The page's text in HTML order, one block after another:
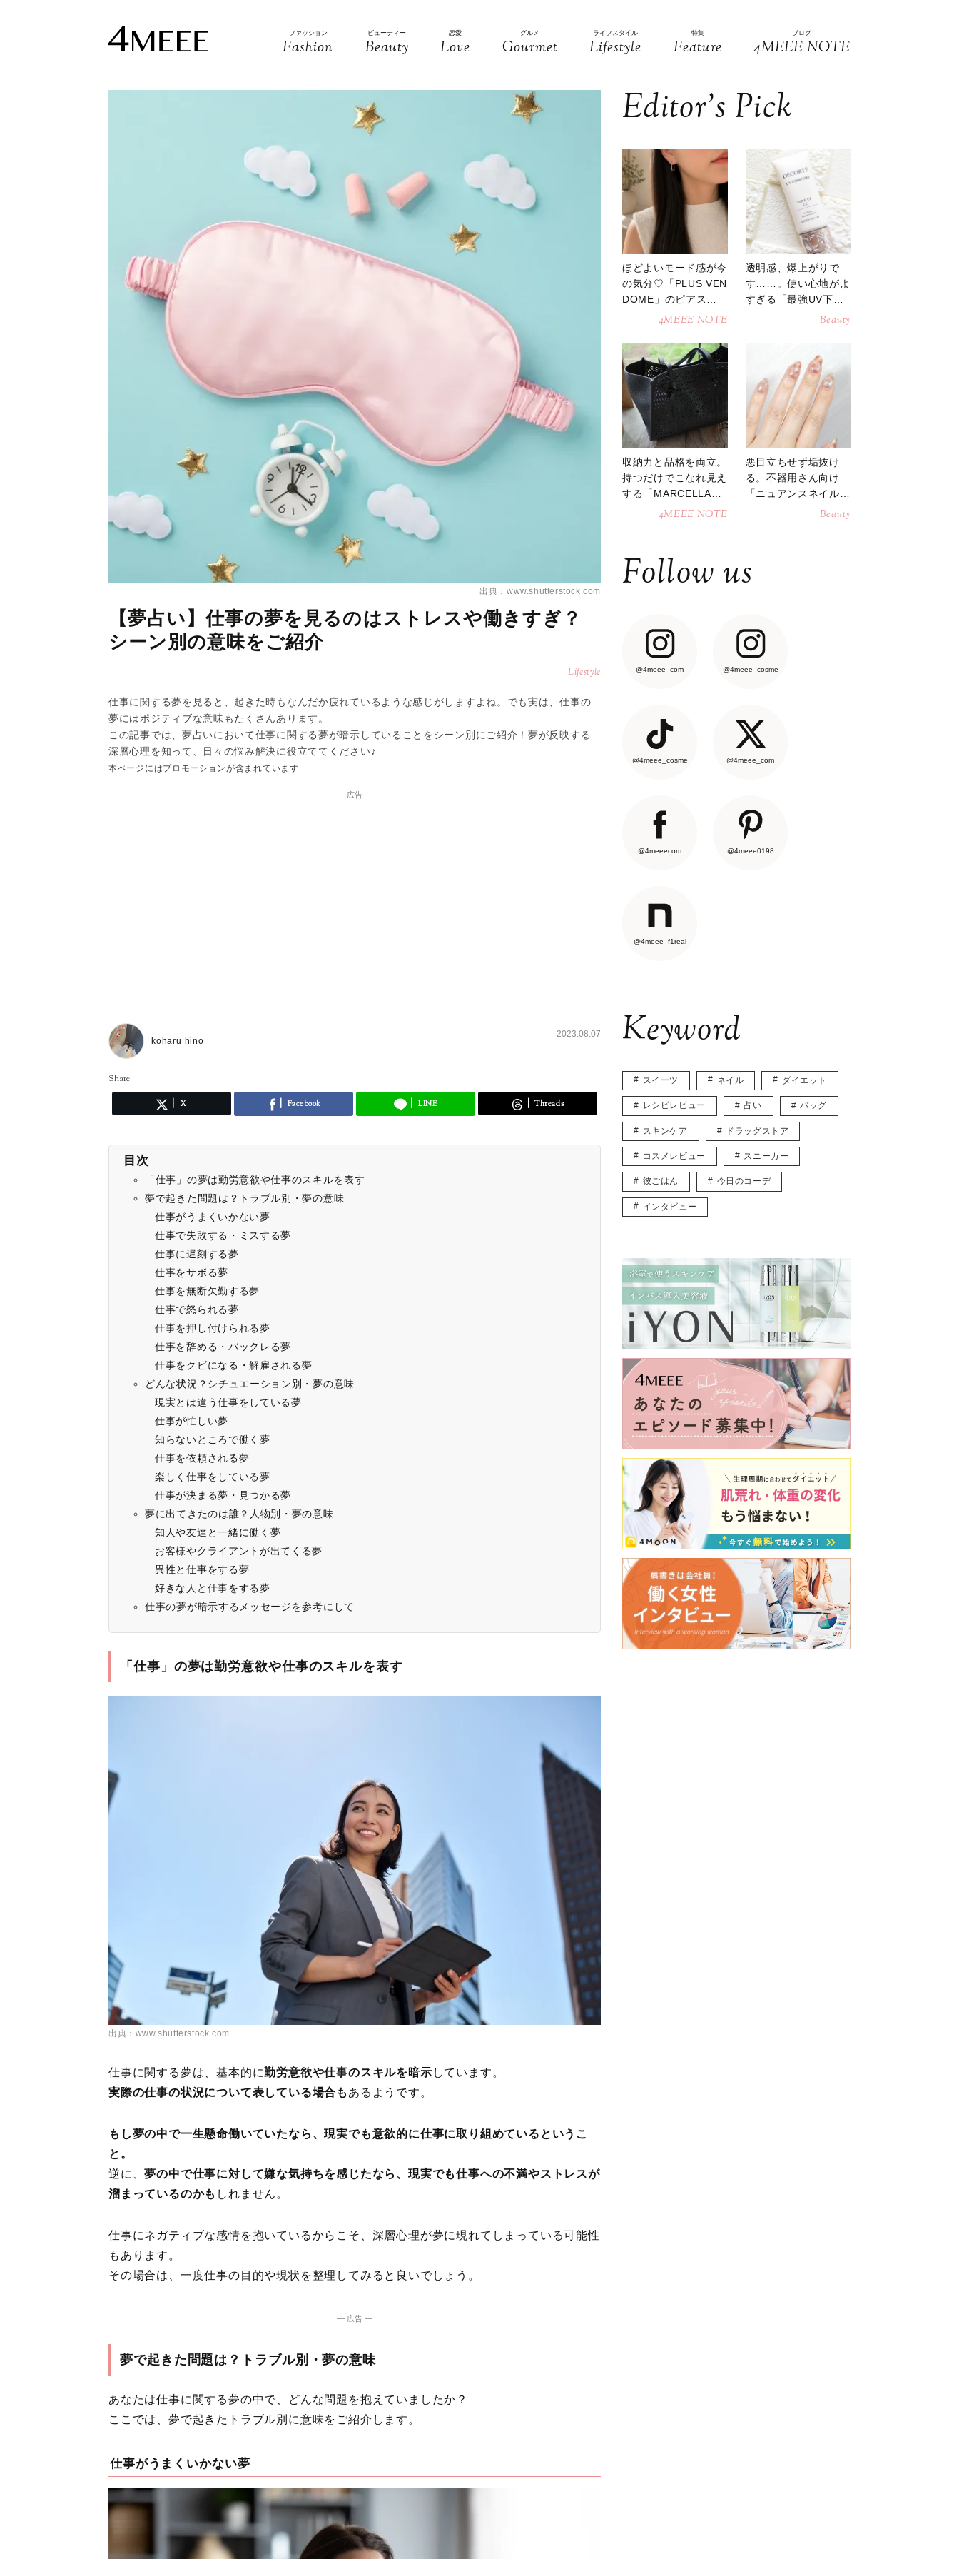
ファッション
Fashion
ビューティー
Beauty
恋愛
Love
グルメ
Gourmet
ライフスタイル
Lifestyle
特集
Feature
ブログ
4MEEE NOTE
出典：www.shutterstock.com
【夢占い】仕事の夢を見るのはストレスや働きすぎ？
シーン別の意味をご紹介
Lifestyle
仕事に関する夢を見ると、起きた時もなんだか疲れているような感じがしますよね。でも実は、仕事の
夢にはポジティブな意味もたくさんあります。
この記事では、夢占いにおいて仕事に関する夢が暗示していることをシーン別にご紹介！夢が反映する
深層心理を知って、日々の悩み解決に役立ててください♪
本ページにはプロモーションが含まれています
― 広告 ―
koharu hino
2023.08.07
Share
X Facebook LINE Threads
目次
「仕事」の夢は勤労意欲や仕事のスキルを表す
夢で起きた問題は？トラブル別・夢の意味
仕事がうまくいかない夢
仕事で失敗する・ミスする夢
仕事に遅刻する夢
仕事をサボる夢
仕事を無断欠勤する夢
仕事で怒られる夢
仕事を押し付けられる夢
仕事を辞める・バックレる夢
仕事をクビになる・解雇される夢
どんな状況？シチュエーション別・夢の意味
現実とは違う仕事をしている夢
仕事が忙しい夢
知らないところで働く夢
仕事を依頼される夢
楽しく仕事をしている夢
仕事が決まる夢・見つかる夢
夢に出てきたのは誰？人物別・夢の意味
知人や友達と一緒に働く夢
お客様やクライアントが出てくる夢
異性と仕事をする夢
好きな人と仕事をする夢
仕事の夢が暗示するメッセージを参考にして
「仕事」の夢は勤労意欲や仕事のスキルを表す
出典：www.shutterstock.com
仕事に関する夢は、基本的に勤労意欲や仕事のスキルを暗示 しています。
実際の仕事の状況について表している場合も あるようです。
もし夢の中で一生懸命働いていたなら、現実でも意欲的に仕事に取り組めているというこ
と。
逆に、夢の中で仕事に対して嫌な気持ちを感じたなら、現実でも仕事への不満やストレスが
溜まっているのかも しれません。
仕事にネガティブな感情を抱いているからこそ、深層心理が夢に現れてしまっている可能性
もあります。
その場合は、一度仕事の目的や現状を整理してみると良いでしょう。
― 広告 ―
夢で起きた問題は？トラブル別・夢の意味
あなたは仕事に関する夢の中で、どんな問題を抱えていましたか？
ここでは、夢で起きたトラブル別に意味をご紹介します。
仕事がうまくいかない夢
Editor’s Pick
ほどよいモード感が今
の気分♡「PLUS VEN
DOME」のピアスが
4MEEE NOTE
透明感、爆上がりで
す……。使い心地がよ
すぎる「最強UV下
Beauty
収納力と品格を両立。
持つだけでこなれ見え
する「MARCELLAト
ートバッグ」4MEEE NOTE
悪目立ちせず垢抜け
る。不器用さん向け
「ニュアンスネイル」
Beauty
Follow us
@4meee_com @4meee_cosme
@4meee_cosme @4meee_com
@4meeecom @4meee0198
@4meee_f1real
Keyword
スイーツ ネイル ダイエット
レシピレビュー 占い バッグ
スキンケア ドラッグストア
コスメレビュー スニーカー
彼ごはん 今日のコーデ
インタビュー